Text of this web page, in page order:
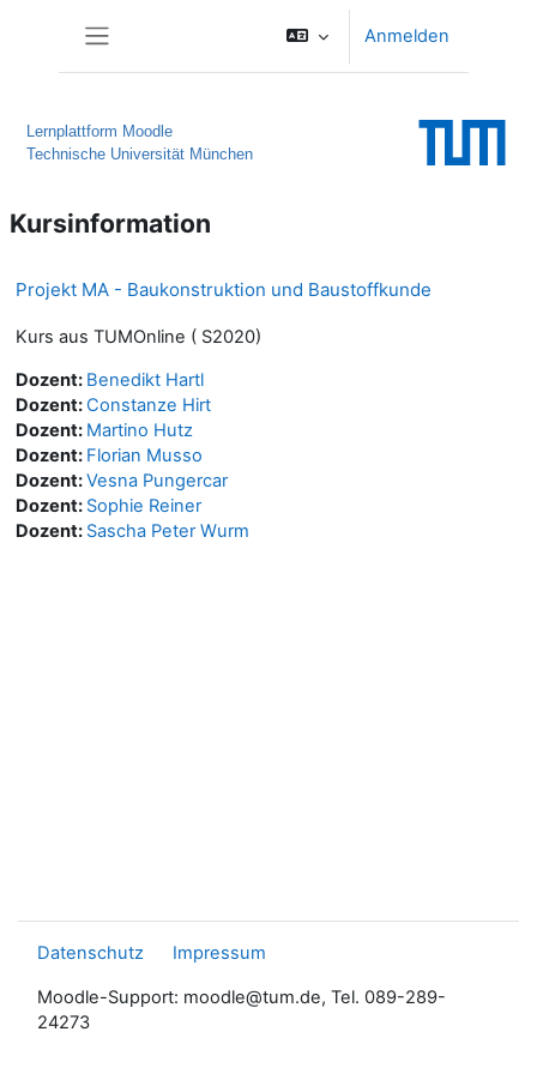
Anmelden
Lernplattform Moodle
Technische Universität München
Kursinformation
Projekt MA - Baukonstruktion und Baustoffkunde
Kurs aus TUMOnline ( S2020)
Dozent: Benedikt Hartl
Dozent:Constanze Hirt
Dozent: Martino Hutz
Dozent: Florian Musso
Dozent:Vesna Pungercar
Dozent: Sophie Reiner
Dozent: Sascha Peter Wurm
Datenschutz Impressum
Moodle-Support: moodle@tum.de, Tel. 089-289-
24273